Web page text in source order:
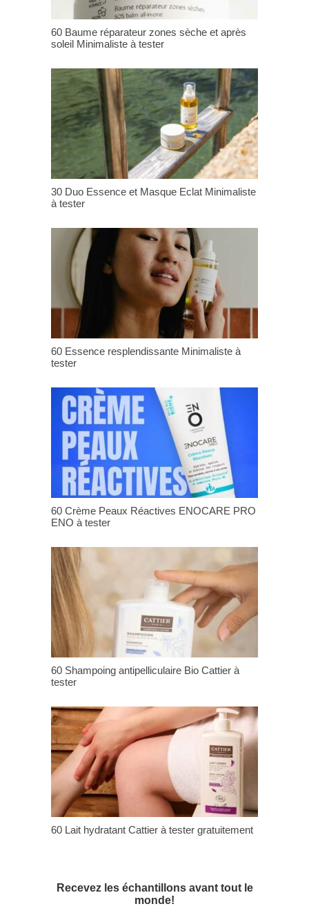
60 Baume réparateur zones sèche et après
soleil Minimaliste à tester
30 Duo Essence et Masque Eclat Minimaliste
à tester
60 Essence resplendissante Minimaliste à
tester
60 Crème Peaux Réactives ENOCARE PRO
ENO à tester
60 Shampoing antipelliculaire Bio Cattier à
tester
60 Lait hydratant Cattier à tester gratuitement
Recevez les échantillons avant tout le
monde!